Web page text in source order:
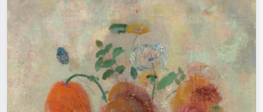
impressionismo, onda de Hokusai, nu.
a óleo escura, nu em pé ao lado de
uma árvore.